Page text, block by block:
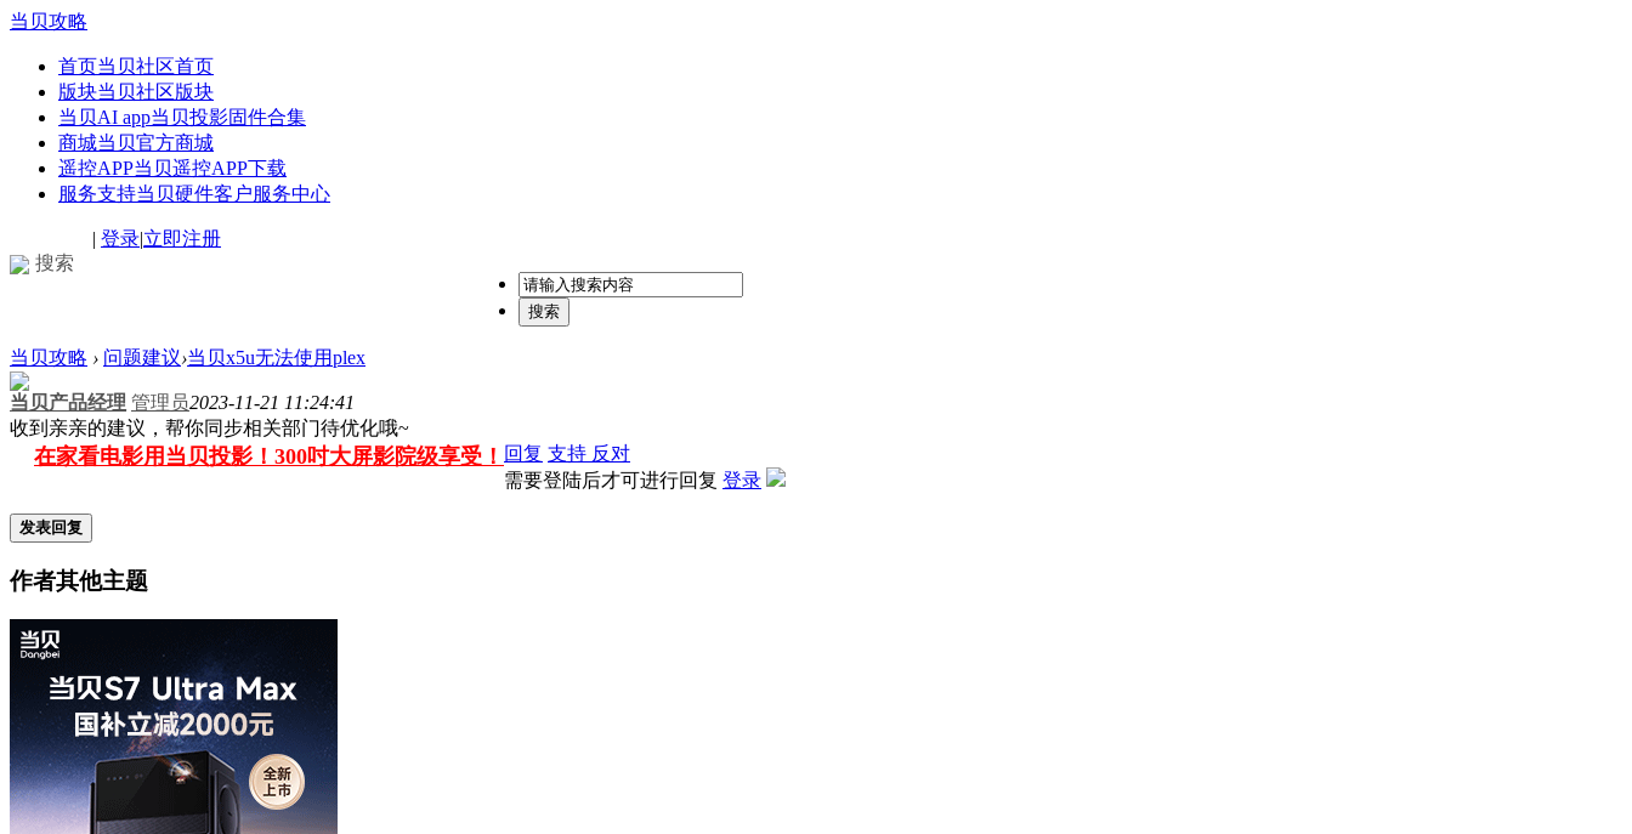
当贝攻略
首页当贝社区首页
版块当贝社区版块
当贝AI app当贝投影固件合集
商城当贝官方商城
遥控APP当贝遥控APP下载
服务支持当贝硬件客户服务中心
搜索
| 登录|立即注册
搜索
当贝攻略 › 问题建议›当贝x5u无法使用plex
当贝产品经理 管理员2023-11-21 11:24:41
收到亲亲的建议，帮你同步相关部门待优化哦~
在家看电影用当贝投影！300吋大屏影院级享受！ 回复 支持 反对
需要登陆后才可进行回复 登录
发表回复
作者其他主题